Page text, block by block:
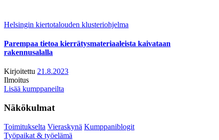
Helsingin kiertotalouden klusteriohjelma
Parempaa tietoa kierrätysmateriaaleista kaivataan
rakennusalalla
Kirjoitettu 21.8.2023
Ilmoitus
Lisää kumppaneilta
Näkökulmat
Toimitukselta Vieraskynä Kumppaniblogit
Työpaikat & työelämä